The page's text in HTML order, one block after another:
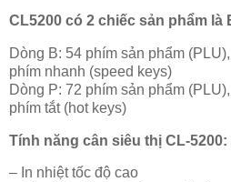
CL5200 có 2 chiếc sản phẩm là
Dòng B: 54 phím sản phẩm
phím nhanh (speed keys)
Dòng P: 72 phím sản phẩm
phím tắt (hot keys)
Tính năng cân siêu thị CL-5200:
– In nhiệt tốc độ cao